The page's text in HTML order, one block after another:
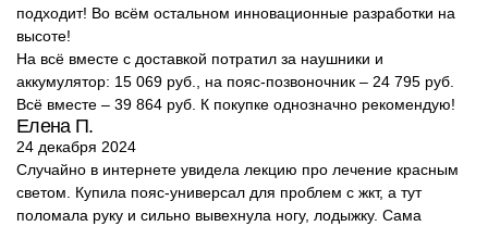
подходит! Во всём остальном инновационные разработки на
высоте!
На всё вместе с доставкой потратил за наушники и
аккумулятор: 15 069 руб., на пояс-позвоночник – 24 795 руб.
Всё вместе – 39 864 руб. К покупке однозначно рекомендую!
Елена П.
24 декабря 2024
Случайно в интернете увидела лекцию про лечение красным
светом. Купила пояс-универсал для проблем с жкт, а тут
поломала руку и сильно вывехнула ногу, лодыжку. Сама